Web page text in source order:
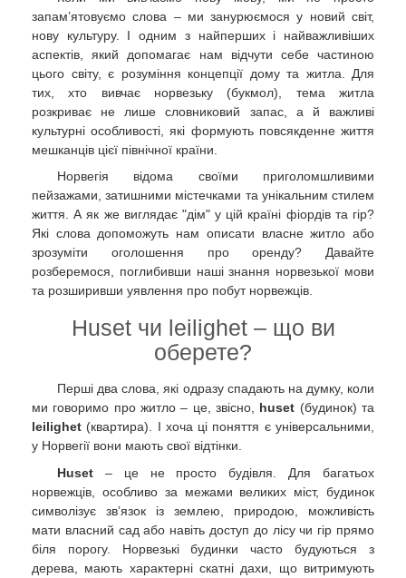
запам’ятовуємо слова – ми занурюємося у новий світ,
нову культуру. І одним з найперших і найважливіших
аспектів, який допомагає нам відчути себе частиною
цього світу, є розуміння концепції дому та житла. Для
тих, хто вивчає норвезьку (букмол), тема житла
розкриває не лише словниковий запас, а й важливі
культурні особливості, які формують повсякденне життя
мешканців цієї північної країни.
Норвегія відома своїми приголомшливими
пейзажами, затишними містечками та унікальним стилем
життя. А як же виглядає "дім" у цій країні фіордів та гір?
Які слова допоможуть нам описати власне житло або
зрозуміти оголошення про оренду? Давайте
розберемося, поглибивши наші знання норвезької мови
та розширивши уявлення про побут норвежців.
Huset чи leilighet – що ви
оберете?
Перші два слова, які одразу спадають на думку, коли
ми говоримо про житло – це, звісно, huset (будинок) та
leilighet (квартира). І хоча ці поняття є універсальними,
у Норвегії вони мають свої відтінки.
Huset – це не просто будівля. Для багатьох
норвежців, особливо за межами великих міст, будинок
символізує зв’язок із землею, природою, можливість
мати власний сад або навіть доступ до лісу чи гір прямо
біля порогу. Норвезькі будинки часто будуються з
дерева, мають характерні скатні дахи, що витримують